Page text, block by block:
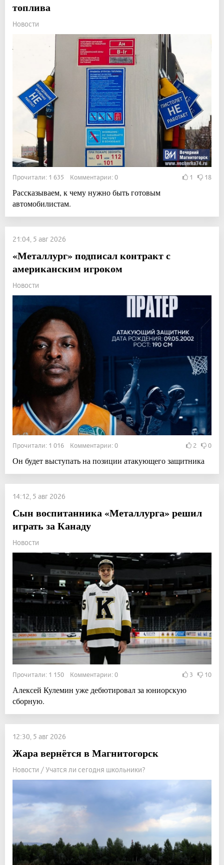
топлива
Новости
Прочитали: 1 635 Комментарии: 0 1 18
Рассказываем, к чему нужно быть готовым
автомобилистам.
21:04, 5 авг 2026
«Металлург» подписал контракт с
американским игроком
Новости
Прочитали: 1 016 Комментарии: 0 2 0
Он будет выступать на позиции атакующего защитника
14:12, 5 авг 2026
Сын воспитанника «Металлурга» решил
играть за Канаду
Новости
Прочитали: 1 150 Комментарии: 0 3 10
Алексей Кулемин уже дебютировал за юниорскую
сборную.
12:30, 5 авг 2026
Жара вернётся в Магнитогорск
Новости / Учатся ли сегодня школьники?